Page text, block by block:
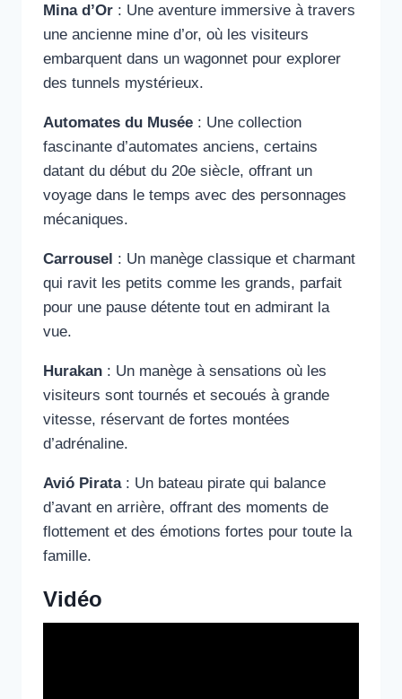
Mina d’Or : Une aventure immersive à travers
une ancienne mine d’or, où les visiteurs
embarquent dans un wagonnet pour explorer
des tunnels mystérieux.
Automates du Musée : Une collection
fascinante d’automates anciens, certains
datant du début du 20e siècle, offrant un
voyage dans le temps avec des personnages
mécaniques.
Carrousel : Un manège classique et charmant
qui ravit les petits comme les grands, parfait
pour une pause détente tout en admirant la
vue.
Hurakan : Un manège à sensations où les
visiteurs sont tournés et secoués à grande
vitesse, réservant de fortes montées
d’adrénaline.
Avió Pirata: Un bateau pirate qui balance
d’avant en arrière, offrant des moments de
flottement et des émotions fortes pour toute la
famille.
Vidéo